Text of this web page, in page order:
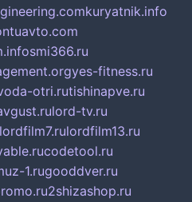
kuryatnik.info
smi366.ru
yes-fitness.ru
otri.rutishinapve.ru
lord-tv.ru
lordfilm7.rulordfilm13.ru
codetool.ru
1.rugooddver.ru
2shizashop.ru